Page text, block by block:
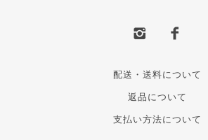
配送・送料について
返品について
支払い方法について